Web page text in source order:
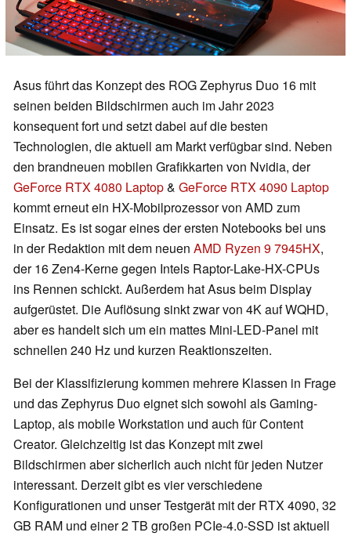
Asus führt das Konzept des ROG Zephyrus Duo 16 mit
seinen beiden Bildschirmen auch im Jahr 2023
konsequent fort und setzt dabei auf die besten
Technologien, die aktuell am Markt verfügbar sind. Neben
den brandneuen mobilen Grafikkarten von Nvidia, der
GeForce RTX 4080 Laptop& GeForce RTX 4090 Laptop
kommt erneut ein HX-Mobilprozessor von AMD zum
Einsatz. Es ist sogar eines der ersten Notebooks bei uns
in der Redaktion mit dem neuen AMD Ryzen 9 7945HX,
der 16 Zen4-Kerne gegen Intels Raptor-Lake-HX-CPUs
ins Rennen schickt. Außerdem hat Asus beim Display
aufgerüstet. Die Auflösung sinkt zwar von 4K auf WQHD,
aber es handelt sich um ein mattes Mini-LED-Panel mit
schnellen 240 Hz und kurzen Reaktionszeiten.
Bei der Klassifizierung kommen mehrere Klassen in Frage
und das Zephyrus Duo eignet sich sowohl als Gaming-
Laptop, als mobile Workstation und auch für Content
Creator. Gleichzeitig ist das Konzept mit zwei
Bildschirmen aber sicherlich auch nicht für jeden Nutzer
interessant. Derzeit gibt es vier verschiedene
Konfigurationen und unser Testgerät mit der RTX 4090, 32
GB RAM und einer 2 TB großen PCIe-4.0-SSD ist aktuell